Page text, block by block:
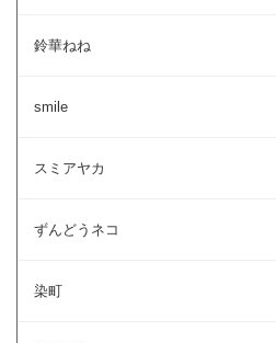
鈴華ねね
smile
スミアヤカ
ずんどうネコ
染町